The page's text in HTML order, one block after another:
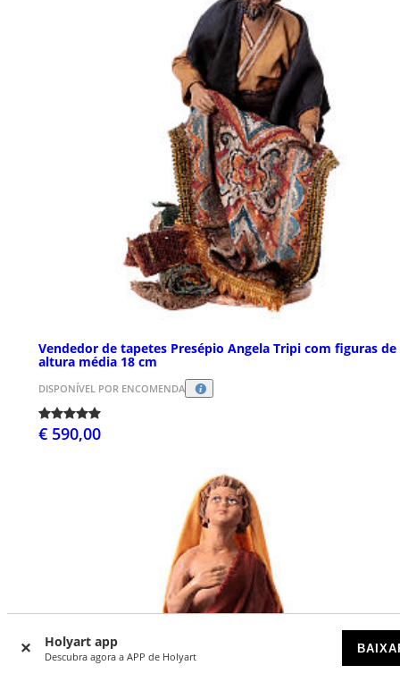
Holyart app
Descubra agora a APP de Holyart
Vendedor de tapetes Presépio Angela Tripi com figuras de
altura média 18 cm
DISPONÍVEL POR ENCOMENDA
€ 590,00